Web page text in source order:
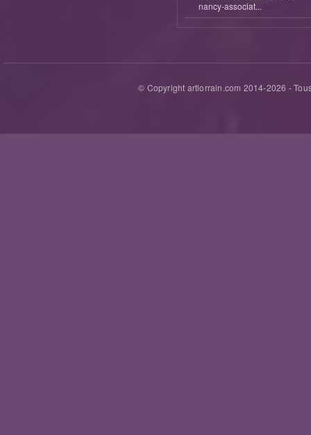
nancy-associat...
© Copyright artlorrain.com 2014-2026 -